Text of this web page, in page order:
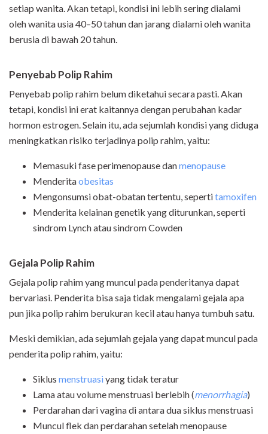
setiap wanita. Akan tetapi, kondisi ini lebih sering dialami
oleh wanita usia 40–50 tahun dan jarang dialami oleh wanita
berusia di bawah 20 tahun.
Penyebab Polip Rahim
Penyebab polip rahim belum diketahui secara pasti. Akan
tetapi, kondisi ini erat kaitannya dengan perubahan kadar
hormon estrogen. Selain itu, ada sejumlah kondisi yang diduga
meningkatkan risiko terjadinya polip rahim, yaitu:
Memasuki fase perimenopause danmenopause
Menderitaobesitas
Mengonsumsi obat-obatan tertentu, sepertitamoxifen
Menderita kelainan genetik yang diturunkan, seperti
sindrom Lynch atau sindrom Cowden
Gejala Polip Rahim
Gejala polip rahim yang muncul pada penderitanya dapat
bervariasi. Penderita bisa saja tidak mengalami gejala apa
pun jika polip rahim berukuran kecil atau hanya tumbuh satu.
Meski demikian, ada sejumlah gejala yang dapat muncul pada
penderita polip rahim, yaitu:
Siklus menstruasiyang tidak teratur
Lama atau volume menstruasi berlebih (menorrhagia)
Perdarahan dari vagina di antara dua siklus menstruasi
Muncul flek dan perdarahan setelah menopause